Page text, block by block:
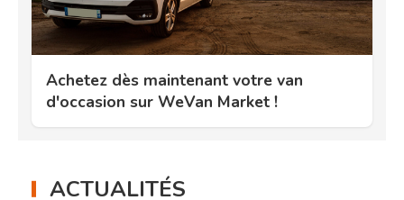
Achetez dès maintenant votre van
d'occasion sur WeVan Market !
ACTUALITÉS